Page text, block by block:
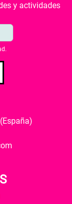
y actividades
.